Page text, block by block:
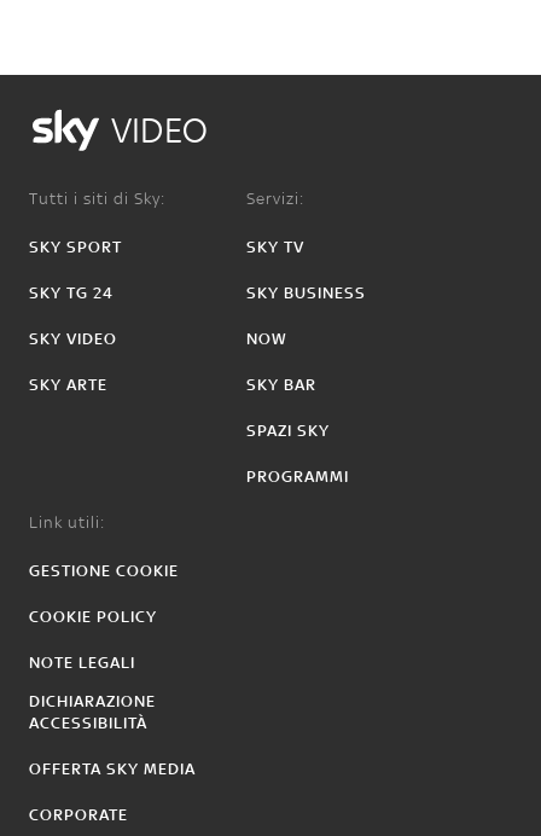
VIDEO
Tutti i siti di Sky:
SKY SPORT
SKY TG 24
SKY VIDEO
SKY ARTE
Servizi:
SKY TV
SKY BUSINESS
NOW
SKY BAR
SPAZI SKY
PROGRAMMI
Link utili:
GESTIONE COOKIE
COOKIE POLICY
NOTE LEGALI
DICHIARAZIONE
ACCESSIBILITÀ
OFFERTA SKY MEDIA
CORPORATE